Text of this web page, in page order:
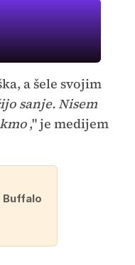
a šele svojim
sanje. Nisem
," je medijem
Buffalo